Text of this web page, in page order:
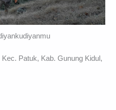
Kec. Patuk, Kab. Gunung Kidul,